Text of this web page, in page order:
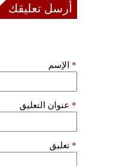
أرسل تعليقك
الإسم *
عنوان التعليق *
تعليق *